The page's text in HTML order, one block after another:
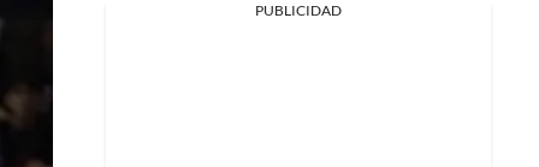
PUBLICIDAD